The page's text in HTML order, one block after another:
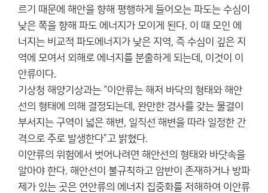
르기 때문에 해안을 향해 평행하게 들어오는 파도는 수심이
낮은 쪽을 향해 파도 에너지가 모이게 된다. 이 때 모인 에
너지는 비교적 파도에너지가 낮은 지역, 즉 수심이 깊은 지
역에 모여서 외해로 에너지를 분출하게 되는데, 이것이 이
안류이다.
기상청 해양기상과는 “이안류는 해저 바닥의 형태와 해안
선의 형태에 의해 결정되는데, 완만한 경사를 갖는 물결이
부서지는 구역이 넓은 해변, 일직선 해변을 따라 일정한 간
격으로 주로 발생한다”고 밝혔다.
이안류의 위험에서 벗어나려면 해안선의 형태와 바닷속을
알아야 한다. 해안선이 불규칙하고 암반이 존재하거나 방파
제가 있는 곳은 연안류의 에너지 집중화를 저해하여 이안류